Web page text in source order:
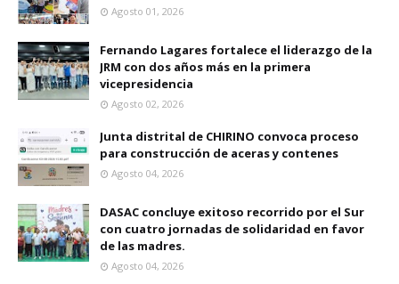
Agosto 01, 2026
Fernando Lagares fortalece el liderazgo de la
JRM con dos años más en la primera
vicepresidencia
Agosto 02, 2026
Junta distrital de CHIRINO convoca proceso
para construcción de aceras y contenes
Agosto 04, 2026
DASAC concluye exitoso recorrido por el Sur
con cuatro jornadas de solidaridad en favor
de las madres.
Agosto 04, 2026